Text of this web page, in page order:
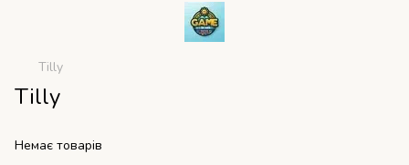
Tilly
Tilly
Немає товарів